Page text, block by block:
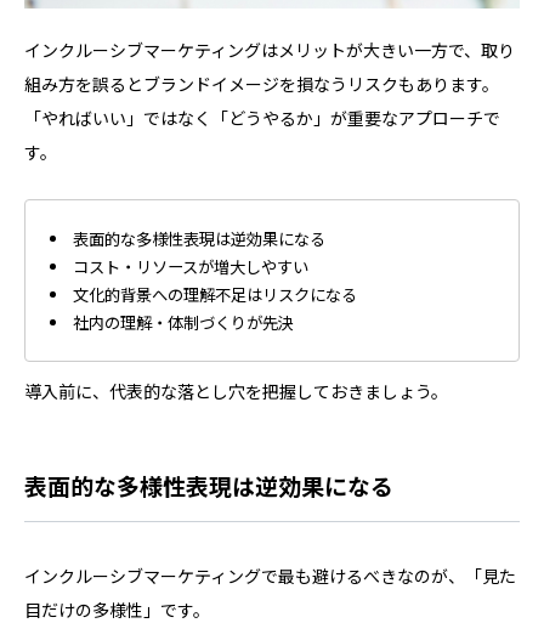
インクルーシブマーケティングはメリットが大きい一方で、取り
組み方を誤るとブランドイメージを損なうリスクもあります。
「やればいい」ではなく「どうやるか」が重要なアプローチで
す。
表面的な多様性表現は逆効果になる
コスト・リソースが増大しやすい
文化的背景への理解不足はリスクになる
社内の理解・体制づくりが先決
導入前に、代表的な落とし穴を把握しておきましょう。
表面的な多様性表現は逆効果になる
インクルーシブマーケティングで最も避けるべきなのが、「見た
目だけの多様性」です。